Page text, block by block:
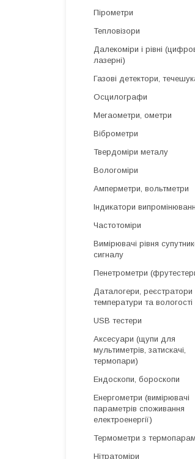
Пірометри
Тепловізори
Далекоміри і рівні
лазерні)
Газові детектори,
Осцилографи
Мегаометри, ометри
Віброметри
Твердоміри металу
Вологоміри
Амперметри, вольтметри
Індикатори
Частотоміри
Вимірювачі рівня
сигналу
Пенетрометри
Даталогери, реєстратори
температури та вологості
USB тестери
Аксесуари (щупи для
мультиметрів, затискачі,
термопари)
Ендоскопи, бороскопи
Енергометри (вимірювачі
параметрів споживання
електроенергії)
Термометри з
Нітратоміри